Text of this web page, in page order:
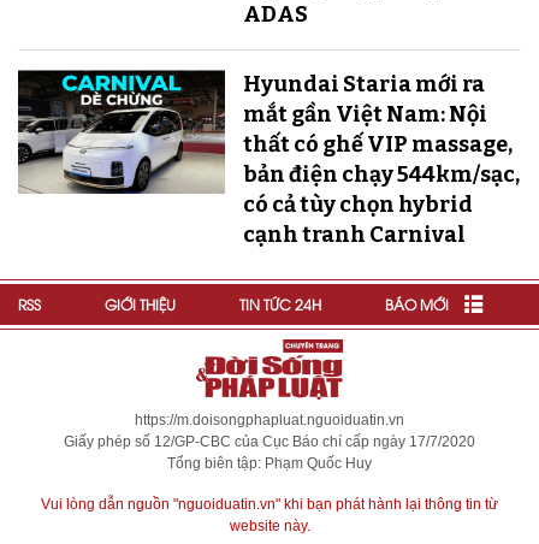
ADAS
Hyundai Staria mới ra
mắt gần Việt Nam: Nội
thất có ghế VIP massage,
bản điện chạy 544km/sạc,
có cả tùy chọn hybrid
cạnh tranh Carnival
RSS GIỚI THIỆU TIN TỨC 24H BÁO MỚI
https://m.doisongphapluat.nguoiduatin.vn
Giấy phép số 12/GP-CBC của Cục Báo chí cấp ngày 17/7/2020
Tổng biên tập: Phạm Quốc Huy
Vui lòng dẫn nguồn "nguoiduatin.vn" khi bạn phát hành lại thông tin từ
website này.